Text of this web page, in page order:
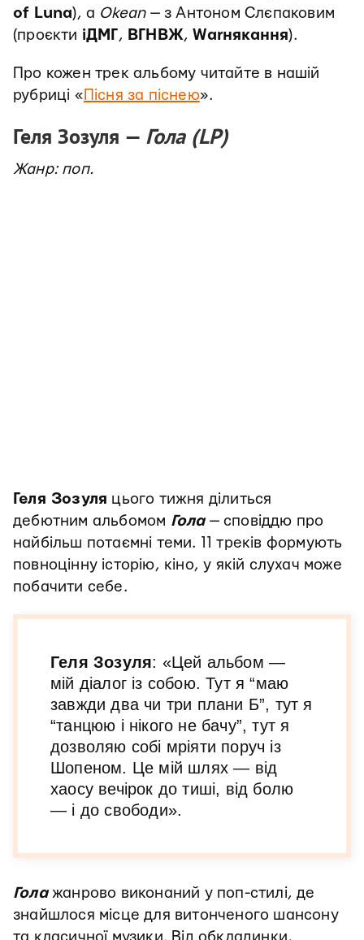
of Luna), а Okean— з Антоном Слєпаковим
(проєкти іДМГ, ВГНВЖ,Warнякання).
Про кожен трек альбому читайте в нашій
рубриці « Пісня за піснею».
Геля Зозуля — Гола (LP)
Жанр: поп.
Геля Зозуля цього тижня ділиться
дебютним альбомом Гола— сповіддю про
найбільш потаємні теми. 11 треків формують
повноцінну історію, кіно, у якій слухач може
побачити себе.
Геля Зозуля: «Цей альбом —
мій діалог із собою. Тут я “маю
завжди два чи три плани Б”, тут я
“танцюю і нікого не бачу”, тут я
дозволяю собі мріяти поруч із
Шопеном. Це мій шлях — від
хаосу вечірок до тиші, від болю
— і до свободи».
Голажанрово виконаний у поп-стилі, де
знайшлося місце для витонченого шансону